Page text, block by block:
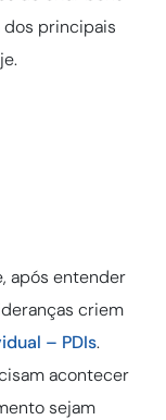
dos principais
após entender
criem
– PDIs.
acontecer
sejam